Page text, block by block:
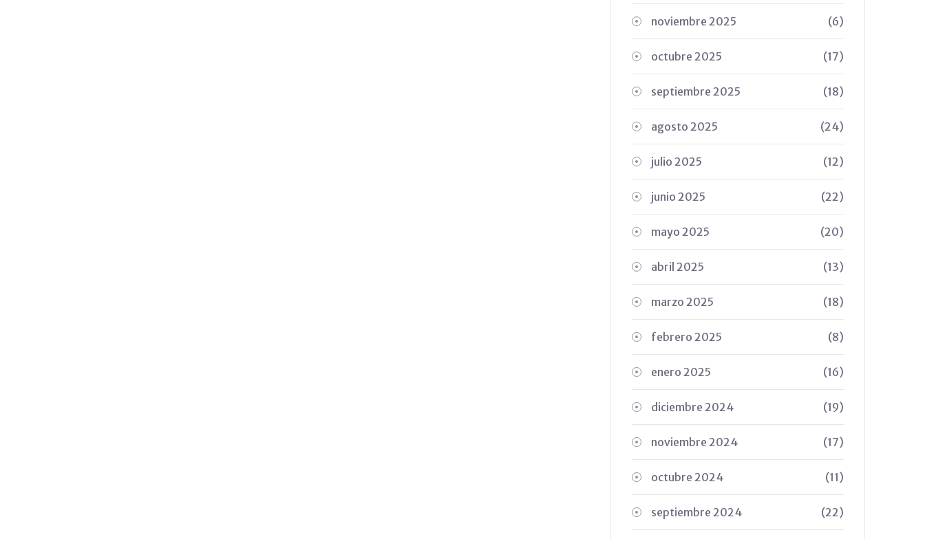
noviembre 2025 (6)
octubre 2025 (17)
septiembre 2025 (18)
agosto 2025 (24)
julio 2025 (12)
junio 2025 (22)
mayo 2025 (20)
abril 2025 (13)
marzo 2025 (18)
febrero 2025 (8)
enero 2025 (16)
diciembre 2024 (19)
noviembre 2024 (17)
octubre 2024 (11)
septiembre 2024 (22)